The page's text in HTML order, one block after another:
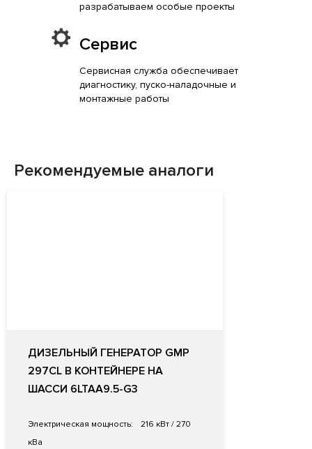
разрабатываем особые проекты
Сервис
Сервисная служба обеспечивает
диагностику, пуско-наладочные и
монтажные работы
Рекомендуемые аналоги
ДИЗЕЛЬНЫЙ ГЕНЕРАТОР GMP
297CL В КОНТЕЙНЕРЕ НА
ШАССИ 6LTAA9.5-G3
Электрическая мощность:
216 кВт / 270
кВа